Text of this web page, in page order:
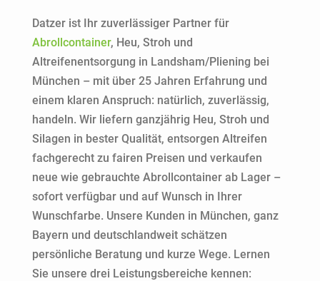
Datzer ist Ihr zuverlässiger Partner für
Abrollcontainer, Heu, Stroh und
Altreifenentsorgung in Landsham/Pliening bei
München – mit über 25 Jahren Erfahrung und
einem klaren Anspruch: natürlich, zuverlässig,
handeln. Wir liefern ganzjährig Heu, Stroh und
Silagen in bester Qualität, entsorgen Altreifen
fachgerecht zu fairen Preisen und verkaufen
neue wie gebrauchte Abrollcontainer ab Lager –
sofort verfügbar und auf Wunsch in Ihrer
Wunschfarbe. Unsere Kunden in München, ganz
Bayern und deutschlandweit schätzen
persönliche Beratung und kurze Wege. Lernen
Sie unsere drei Leistungsbereiche kennen: